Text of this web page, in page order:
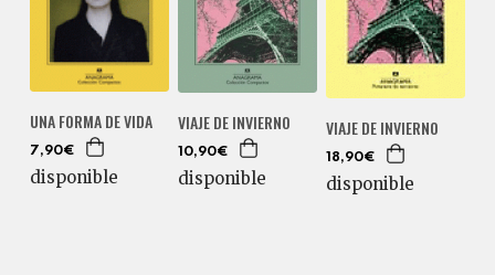
UNA FORMA DE VIDA
7,90€
disponible
VIAJE DE INVIERNO
10,90€
disponible
VIAJE DE INVIERNO
18,90€
disponible